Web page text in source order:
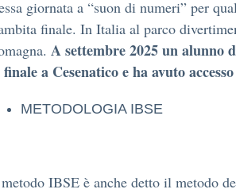
giornata a “suon di numeri” per
finale. In Italia al parco
A settembre 2025 un alunno
a Cesenatico e ha avuto
METODOLOGIA IBSE
IBSE è anche detto il metodo